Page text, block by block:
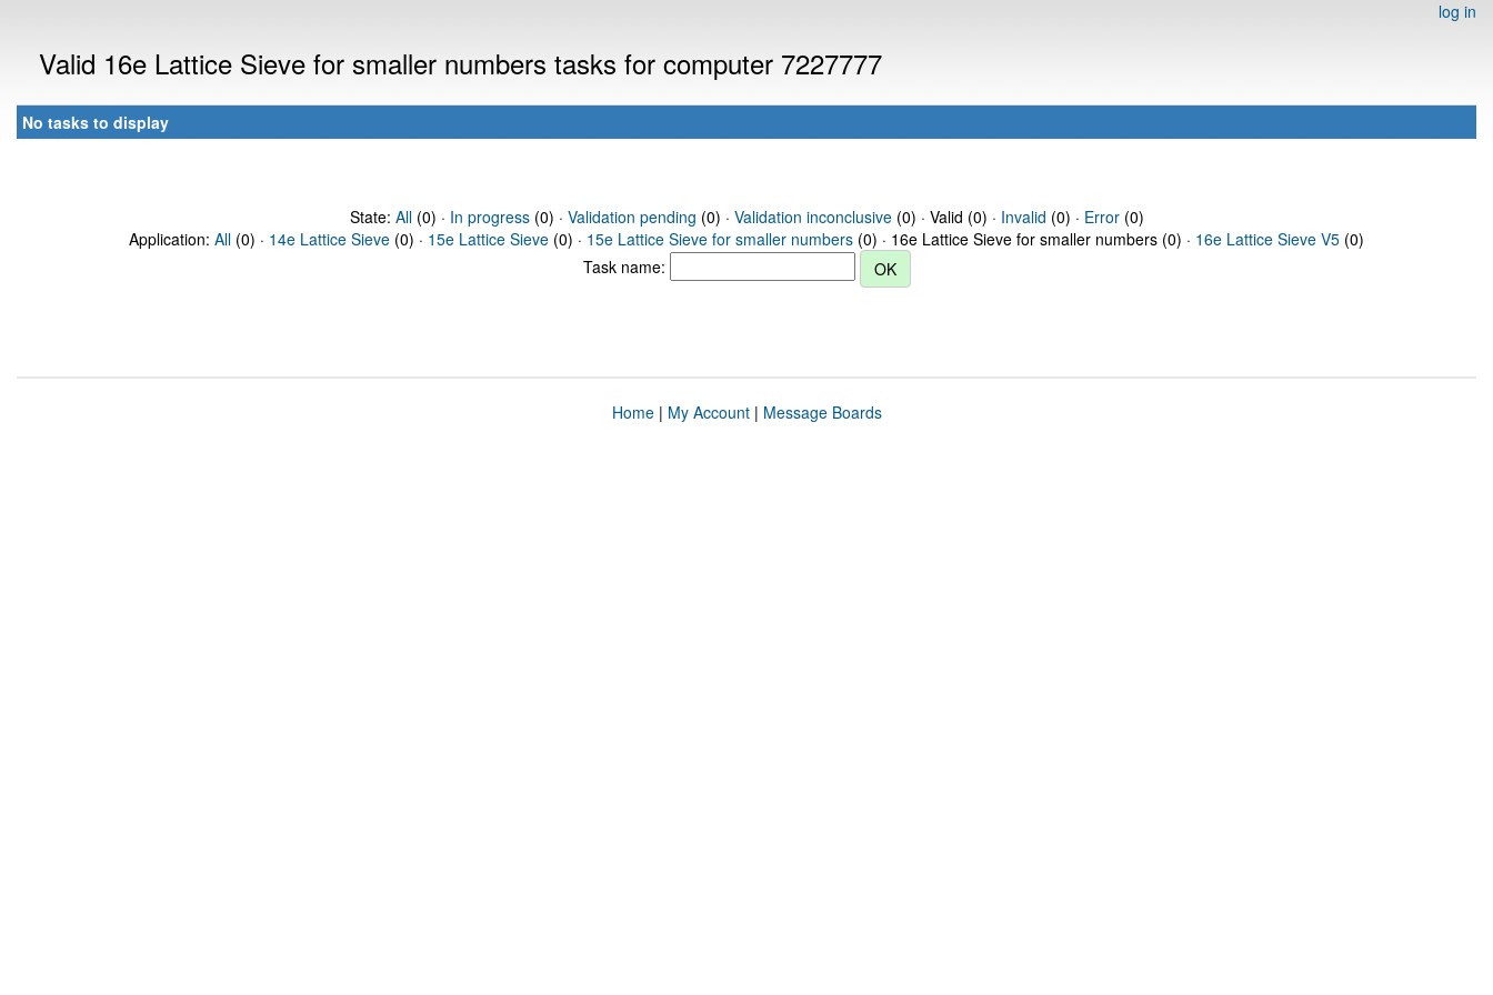
log in
Valid 16e Lattice Sieve for smaller numbers tasks for computer 7227777
No tasks to display
State: All(0) · In progress(0) · Validation pending (0) · Validation inconclusive(0) · Valid (0) · Invalid (0) · Error(0)
Application: All (0) · 14e Lattice Sieve (0) · 15e Lattice Sieve (0) · 15e Lattice Sieve for smaller numbers (0) · 16e Lattice Sieve for smaller numbers (0) · 16e Lattice Sieve V5 (0)
Task name:
Home| My Account| Message Boards